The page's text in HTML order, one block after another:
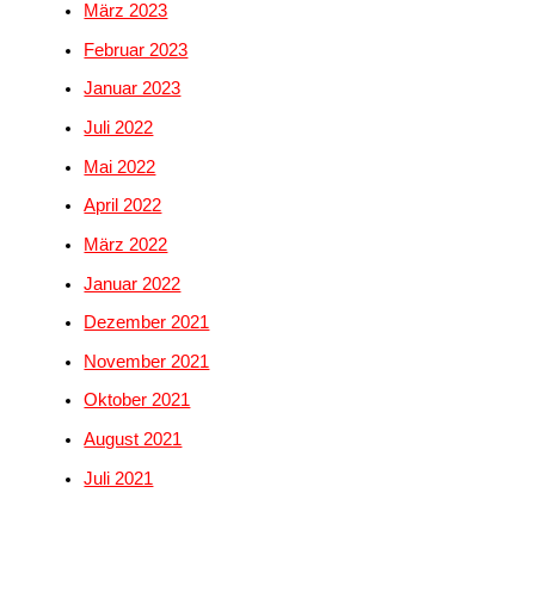
März 2023
Februar 2023
Januar 2023
Juli 2022
Mai 2022
April 2022
März 2022
Januar 2022
Dezember 2021
November 2021
Oktober 2021
August 2021
Juli 2021